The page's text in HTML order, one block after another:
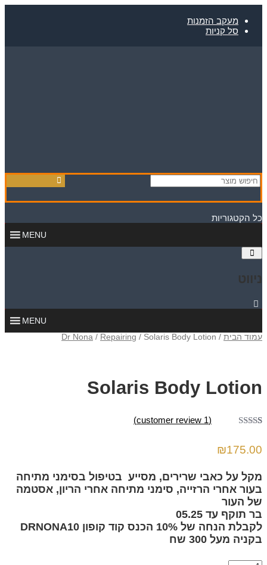
מעקב הזמנות
סל קניות
MENU
MENU
הבית /
Dr Nona/Repairing/ Solaris Body Lotion
Solaris Body
על₪
על כאבי שרירים, מסייע בטיפול בסימני מתיחה
אחרי הרזייה, סימני מתיחה אחרי הריון, אסטמה
עד 05.25
לקבלת הנחה של 10% הכנס קוד קופון DRNONA10
מעל 300 שח